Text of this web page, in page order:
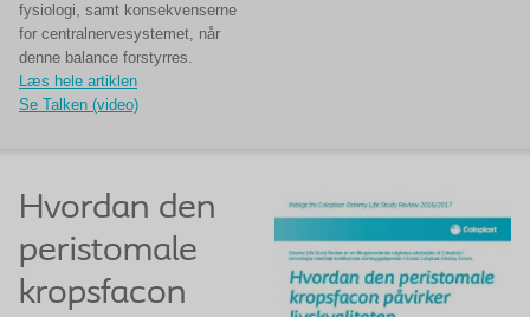
fysiologi, samt konsekvenserne
for centralnervesystemet, når
denne balance forstyrres.
Læs hele artiklen
Se Talken (video)
Hvordan den
peristomale
kropsfacon